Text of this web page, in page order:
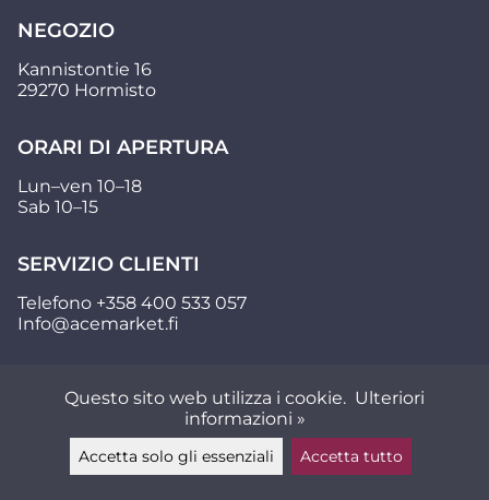
Lascia un messaggio ▲
NEGOZIO
Kannistontie 16
29270 Hormisto
ORARI DI APERTURA
Lun–ven 10–18
Sab 10–15
SERVIZIO CLIENTI
Telefono +358 400 533 057
Info@acemarket.fi
Questo sito web utilizza i cookie. Ulteriori
informazioni »
Accetta solo gli essenziali Accetta tutto